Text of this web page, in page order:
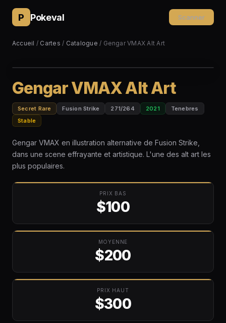
P Pokeval Scanner
Accueil / Cartes / Catalogue / Gengar VMAX Alt Art
Gengar VMAX Alt Art
Secret Rare Fusion Strike 271/264 2021
Tenebres
Stable
Gengar VMAX en illustration alternative de Fusion Strike,
dans une scene effrayante et artistique. L'une des alt art les
plus populaires.
PRIX BAS
$100
MOYENNE
$200
PRIX HAUT
$300